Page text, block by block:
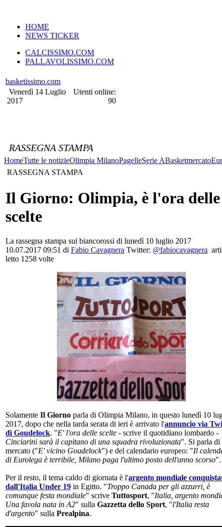
HOME
NEWS TICKER
CALCISSIMO.COM
PALLAVOLISSIMO.COM
basketissimo.com
Venerdì 14 Luglio
2017
Utenti online:
90
RASSEGNA STAMPA
HomeTutte le notizieOlimpia MilanoPagelleSerie ABasketmercato
RASSEGNA STAMPA
Il Giorno: Olimpia, è l'ora delle
scelte
La rassegna stampa sui biancorossi di lunedì 10 luglio 2017
10.07.2017 09:51 di Fabio Cavagnera Twitter: @fabiocavagnera
letto 1258 volte
Solamente Il Giorno parla di Olimpia Milano, in questo lunedì 10
2017, dopo che nella tarda serata di ieri è arrivato l'annuncio via
di Goudelock. "E' l'ora delle scelte - scrive il quotidiano lombardo -
Cinciarini sarà il capitano di una squadra rivoluzionata". Si parla di
mercato ("E' vicino Goudelock") e del calendario europeo: "Il
di Eurolega è terribile, Milano paga l'ultimo posto dell'anno scorso".
Per il resto, il tema caldo di giornata è l'argento mondiale
dall'Italia Under 19 in Egitto. "Troppo Canada per gli azzurri, è
comunque festa mondiale" scrive Tuttosport, "Italia, argento
Una favola nata in A2" sulla Gazzetta dello Sport, "l'Italia resta
d'argento" sulla Prealpina.